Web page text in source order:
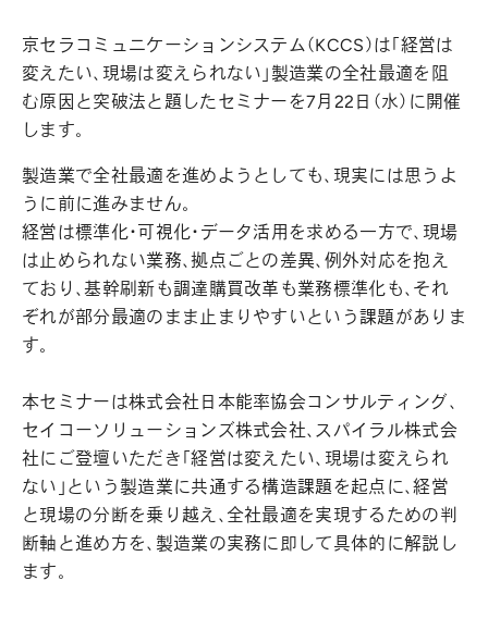
京セラコミュニケーションシステム（KCCS）は「経営は
変えたい、現場は変えられない」製造業の全社最適を阻
む原因と突破法と題したセミナーを7月22日（水）に開催
します。
製造業で全社最適を進めようとしても、現実には思うよ
うに前に進みません。
経営は標準化・可視化・データ活用を求める一方で、現場
は止められない業務、拠点ごとの差異、例外対応を抱え
ており、基幹刷新も調達購買改革も業務標準化も、それ
ぞれが部分最適のまま止まりやすいという課題がありま
す。
本セミナーは株式会社日本能率協会コンサルティング、
セイコーソリューションズ株式会社、スパイラル株式会
社にご登壇いただき「経営は変えたい、現場は変えられ
ない」という製造業に共通する構造課題を起点に、経営
と現場の分断を乗り越え、全社最適を実現するための判
断軸と進め方を、製造業の実務に即して具体的に解説し
ます。